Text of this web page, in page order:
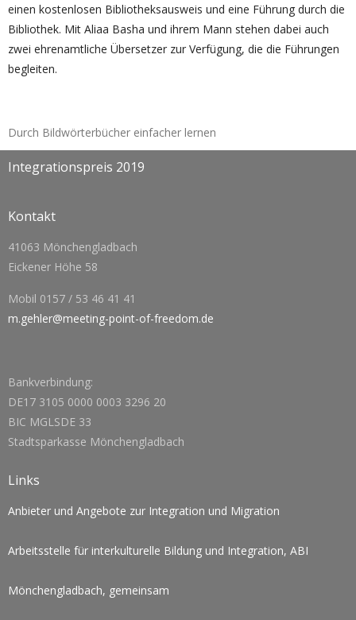
einen kostenlosen Bibliotheksausweis und eine Führung durch die
Bibliothek. Mit Aliaa Basha und ihrem Mann stehen dabei auch
zwei ehrenamtliche Übersetzer zur Verfügung, die die Führungen
begleiten.
Durch Bildwörterbücher einfacher lernen
Integrationspreis 2019
Kontakt
41063 Mönchengladbach
Eickener Höhe 58
Mobil 0157 / 53 46 41 41
m.gehler@meeting-point-of-freedom.de
Bankverbindung:
DE17 3105 0000 0003 3296 20
BIC MGLSDE 33
Stadtsparkasse Mönchengladbach
Links
Anbieter und Angebote zur Integration und Migration
Arbeitsstelle für interkulturelle Bildung und Integration, ABI
Mönchengladbach, gemeinsam